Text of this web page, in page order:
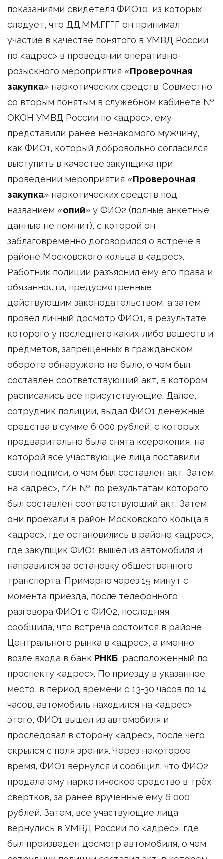
показаниями свидетеля ФИО10, из которых
следует, что ДД.ММ.ГГГГ он принимал
участие в качестве понятого в УМВД России
по <адрес> в проведении оперативно-
розыскного мероприятия «Проверочная
закупка» наркотических средств. Совместно
со вторым понятым в служебном кабинете №
ОКОН УМВД России по <адрес>, ему
представили ранее незнакомого мужчину,
как ФИО1, который добровольно согласился
выступить в качестве закупщика при
проведении мероприятия «Проверочная
закупка» наркотических средств под
названием «опий» у ФИО2 (полные анкетные
данные не помнит), с которой он
заблаговременно договорился о встрече в
районе Московского кольца в <адрес>.
Работник полиции разъяснил ему его права и
обязанности, предусмотренные
действующим законодательством, а затем
провел личный досмотр ФИО1, в результате
которого у последнего каких-либо веществ и
предметов, запрещенных в гражданском
обороте обнаружено не было, о чем был
составлен соответствующий акт, в котором
расписались все присутствующие. Далее,
сотрудник полиции, выдал ФИО1 денежные
средства в сумме 6 000 рублей, с которых
предварительно была снята ксерокопия, на
которой все участвующие лица поставили
свои подписи, о чем был составлен акт. Затем,
на <адрес>, г/н №, по результатам которого
был составлен соответствующий акт. Затем
они проехали в район Московского кольца в
<адрес>, где остановились в районе <адрес>,
где закупщик ФИО1 вышел из автомобиля и
направился за остановку общественного
транспорта. Примерно через 15 минут с
момента приезда, после телефонного
разговора ФИО1 с ФИО2, последняя
сообщила, что встреча состоится в районе
Центрального рынка в <адрес>, а именно
возле входа в банк РНКБ, расположенный по
проспекту <адрес>. По приезду в указанное
место, в период времени с 13-30 часов по 14
часов, автомобиль находился на <адрес>
этого, ФИО1 вышел из автомобиля и
проследовал в сторону <адрес>, после чего
скрылся с поля зрения. Через некоторое
время, ФИО1 вернулся и сообщил, что ФИО2
продала ему наркотическое средство в трёх
свертков, за ранее врученные ему 6 000
рублей. Затем, все участвующие лица
вернулись в УМВД России по <адрес>, где
был произведен досмотр автомобиля, о чем